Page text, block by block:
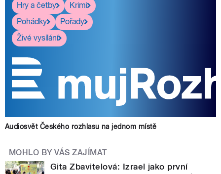
Hry a četby
Krimi
Pohádky
Pořady
Živé vysílání
Audiosvět Českého rozhlasu na jednom místě
MOHLO BY VÁS ZAJÍMAT
Gita Zbavitelová: Izrael jako první